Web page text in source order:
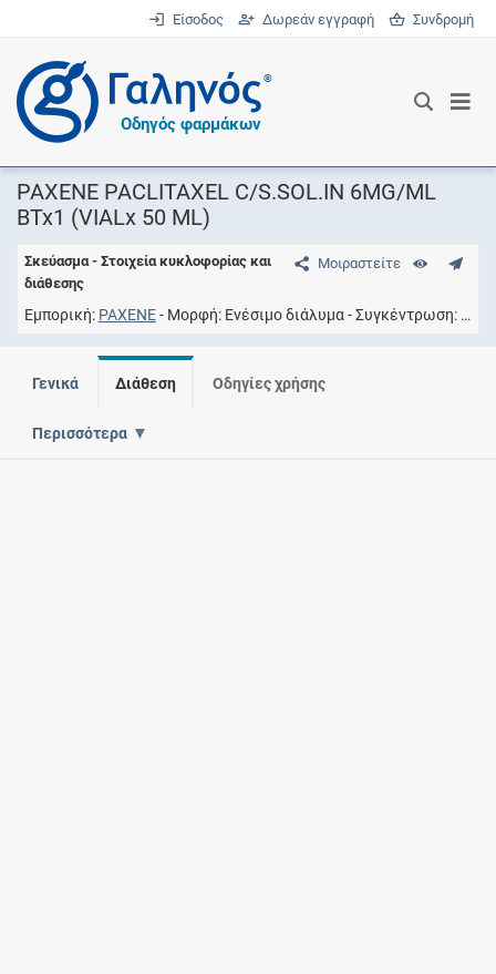
Είσοδος Δωρεάν εγγραφή Συνδρομή
®
Οδηγός φαρμάκων
PAXENE PACLITAXEL C/S.SOL.IN 6MG/ML
BTx1 (VIALx 50 ML)
Μοιραστείτε
Σκεύασμα - Στοιχεία κυκλοφορίας και
διάθεσης
Εμπορική PAXENE Μορφή Ενέσιμο διάλυμα Συγκέντρωση
Γενικά Διάθεση Οδηγίες χρήσης
Περισσότερα